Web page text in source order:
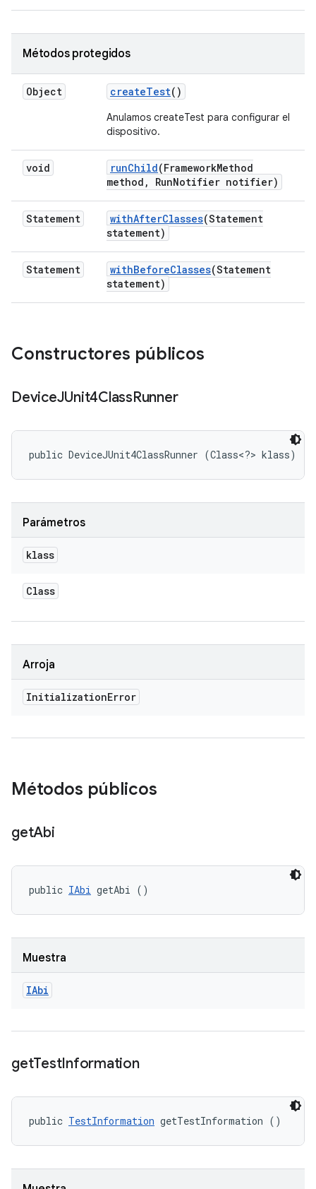
Métodos protegidos
Object createTest()
Anulamos createTest para configurar el
dispositivo.
void runChild(FrameworkMethod
method , RunNotifier notifier)
Statement withAfterClasses(Statement
statement)
Statement withBeforeClasses(Statement
statement)
Constructores públicos
DeviceJUnit4ClassRunner
public DeviceJUnit4ClassRunner (Class<?> klass)
Parámetros
klass
Class
Arroja
InitializationError
Métodos públicos
getAbi
public IAbi getAbi ()
Muestra
IAbi
getTestInformation
public TestInformation getTestInformation ()